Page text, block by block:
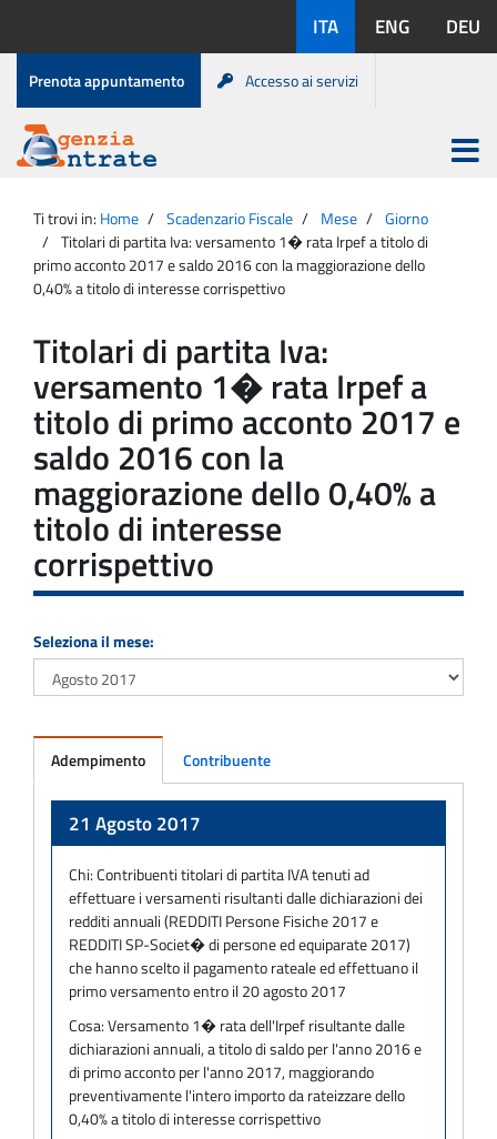
contenuto
disponibili:
ITA ENG DEU
Menu
di
servizio
Prenota appuntamento Accesso ai servizi
Agenzia
Entrate
Apri
menu
principale
Ti trovi in: Home Scadenzario Fiscale Mese
Giorno
Titolari di partita Iva: versamento 1� rata Irpef a titolo di
primo acconto 2017 e saldo 2016 con la maggiorazione dello
0,40% a titolo di interesse corrispettivo
Titolari di partita Iva:
versamento 1� rata Irpef a
titolo di primo acconto 2017 e
saldo 2016 con la
maggiorazione dello 0,40% a
titolo di interesse
corrispettivo
Seleziona il mese:
Adempimento Contribuente
21 Agosto 2017
Chi:Contribuenti titolari di partita IVA tenuti ad
effettuare i versamenti risultanti dalle dichiarazioni dei
redditi annuali (REDDITI Persone Fisiche 2017 e
REDDITI SP-Societ� di persone ed equiparate 2017)
che hanno scelto il pagamento rateale ed effettuano il
primo versamento entro il 20 agosto 2017
Cosa:Versamento 1� rata dell'Irpef risultante dalle
dichiarazioni annuali, a titolo di saldo per l'anno 2016 e
di primo acconto per l'anno 2017, maggiorando
preventivamente l'intero importo da rateizzare dello
0,40% a titolo di interesse corrispettivo